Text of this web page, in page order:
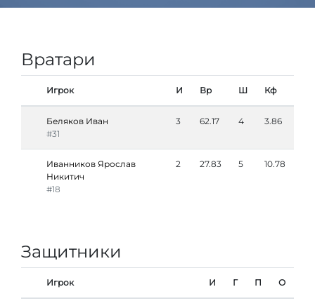
Вратари
Игрок И Вр Ш Кф
Беляков Иван
#31
3 62.17 4 3.86
Иванников Ярослав
Никитич
#18
2 27.83 5 10.78
Защитники
Игрок И Г П О